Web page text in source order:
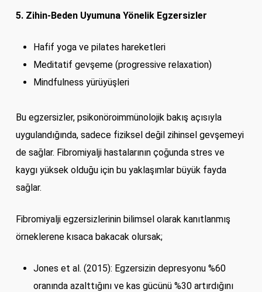
5. Zihin-Beden Uyumuna Yönelik Egzersizler
Hafif yoga ve pilates hareketleri
Meditatif gevşeme (progressive relaxation)
Mindfulness yürüyüşleri
Bu egzersizler, psikonöroimmünolojik bakış açısıyla
uygulandığında, sadece fiziksel değil zihinsel gevşemeyi
de sağlar. Fibromiyalji hastalarının çoğunda stres ve
kaygı yüksek olduğu için bu yaklaşımlar büyük fayda
sağlar.
Fibromiyalji egzersizlerinin bilimsel olarak kanıtlanmış
örneklerene kısaca bakacak olursak;
Jones et al. (2015): Egzersizin depresyonu %60
oranında azalttığını ve kas gücünü %30 artırdığını